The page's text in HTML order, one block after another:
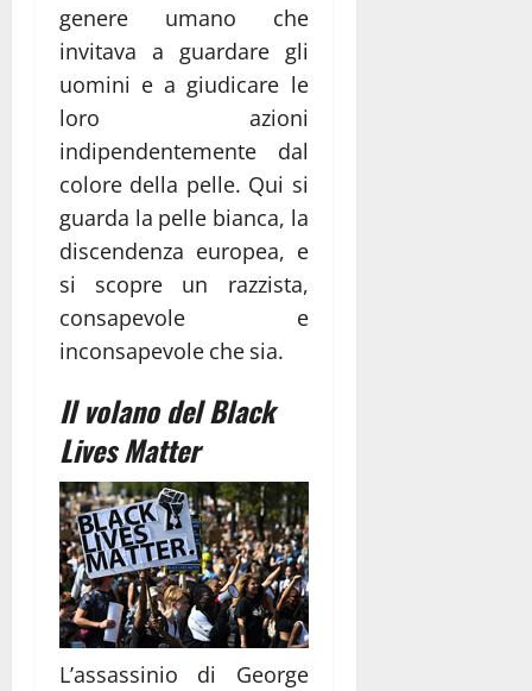
genere umano che
invitava a guardare gli
uomini e a giudicare le
loro azioni
indipendentemente dal
colore della pelle. Qui si
guarda la pelle bianca, la
discendenza europea, e
si scopre un razzista,
consapevole e
inconsapevole che sia.
Il volano del Black
Lives Matter
L’assassinio di George